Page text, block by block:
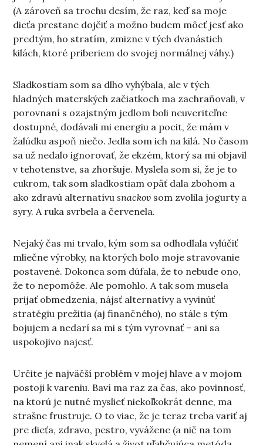
(A zároveň sa trochu desím, že raz, keď sa moje
dieťa prestane dojčiť a možno budem môcť jesť ako
predtým, ho stratím, zmizne v tých dvanástich
kilách, ktoré priberiem do svojej normálnej váhy.)
Sladkostiam som sa dlho vyhýbala, ale v tých
hladných materských začiatkoch ma zachraňovali, v
porovnaní s ozajstným jedlom boli neuveriteľne
dostupné, dodávali mi energiu a pocit, že mám v
žalúdku aspoň niečo. Jedla som ich na kilá. No časom
sa už nedalo ignorovať, že ekzém, ktorý sa mi objavil
v tehotenstve, sa zhoršuje. Myslela som si, že je to
cukrom, tak som sladkostiam opäť dala zbohom a
ako zdravú alternatívusnackov som zvolila jogurty a
syry. A ruka svrbela a červenela.
Nejaký čas mi trvalo, kým som sa odhodlala vylúčiť
mliečne výrobky, na ktorých bolo moje stravovanie
postavené. Dokonca som dúfala, že to nebude ono,
že to nepomôže. Ale pomohlo. A tak som musela
prijať obmedzenia, nájsť alternatívy a vyvinúť
stratégiu prežitia (aj finančného), no stále s tým
bojujem a nedarí sa mi s tým vyrovnať – ani sa
uspokojivo najesť.
Určite je najväčší problém v mojej hlave a v mojom
postoji k vareniu. Baví ma raz za čas, ako povinnosť,
na ktorú je nutné myslieť niekoľkokrát denne, ma
strašne frustruje. O to viac, že je teraz treba variť aj
pre dieťa, zdravo, pestro, vyvážene (a nič na tom